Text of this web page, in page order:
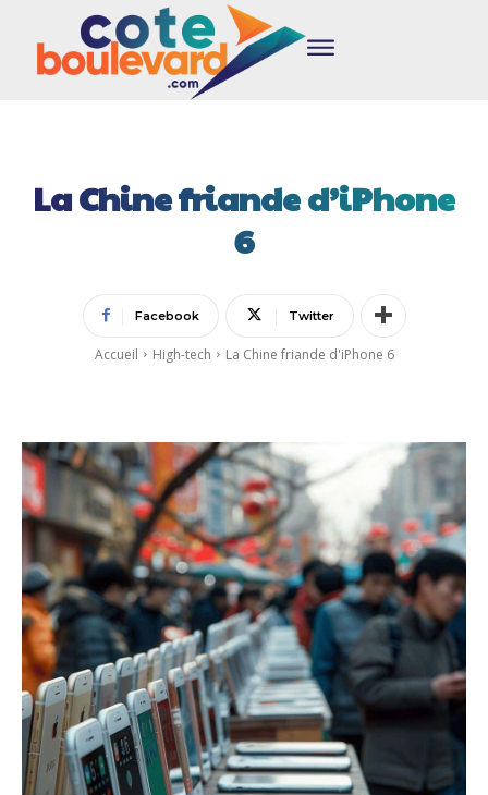
La Chine friande d’iPhone
6
Facebook Twitter
Accueil High-tech La Chine friande d'iPhone 6